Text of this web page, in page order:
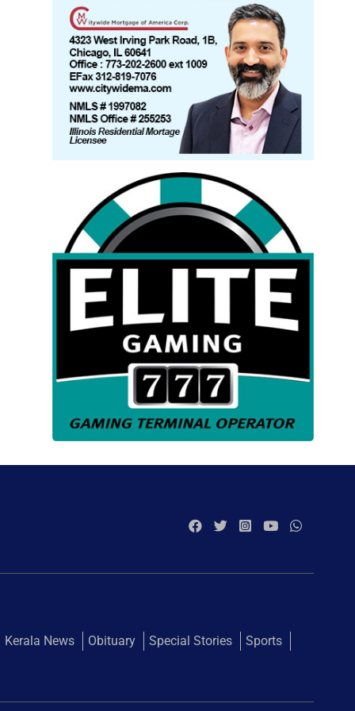
Kerala News Obituary Special Stories Sports